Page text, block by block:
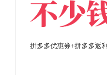
拼多多优惠券+拼多多返利